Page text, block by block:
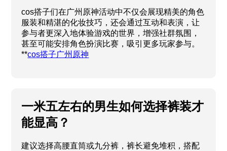
cos搭子们在广州原神活动中不仅会展现精美的角色
服装和精湛的化妆技巧，还会通过互动和表演，让
参与者更深入地体验游戏的世界，增强社群氛围，
甚至可能安排角色扮演比赛，吸引更多玩家参与。
**cos搭子广州原神
一米五左右的男生如何选择裤装才
能显高？
建议选择高腰直筒或九分裤，裤长避免堆积，搭配